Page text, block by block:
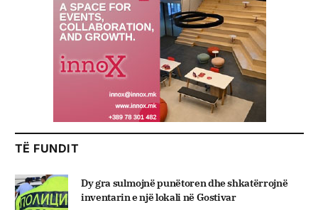
TË FUNDIT
Dy gra sulmojnë punëtoren dhe shkatërrojnë
inventarin e një lokali në Gostivar